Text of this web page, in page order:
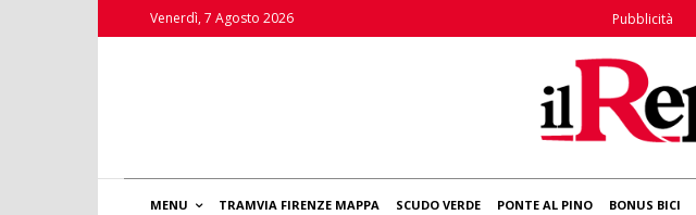
Venerdì, 7 Agosto 2026 Pubblicità
MENU TRAMVIA FIRENZE MAPPA SCUDO VERDE PONTE AL PINO BONUS BICI